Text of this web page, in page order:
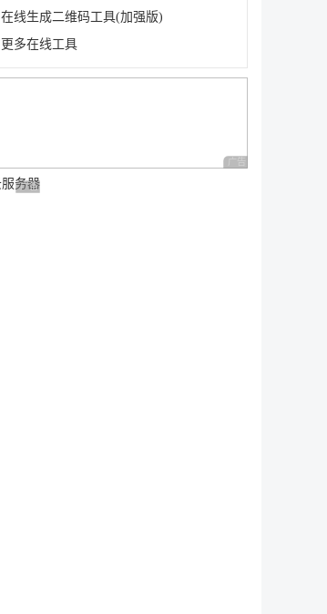
在线生成二维码工具(加强版)
更多在线工具
广告 商业广告，理性
广告 商业广告，理性选择